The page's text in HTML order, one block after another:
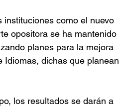
instituciones como el nuevo
opositora se ha mantenido
planes para la mejora
Idiomas, dichas que planean
los resultados se darán a